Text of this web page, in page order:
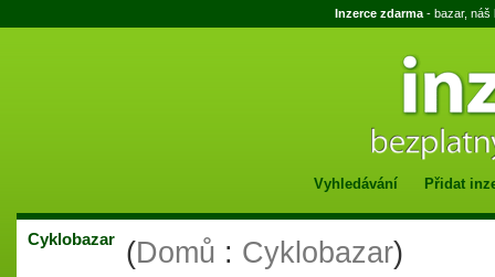
Inzerce zdarma - bazar, náš
Vyhledávání Přidat
Cyklobazar (Domů : Cyklobazar)